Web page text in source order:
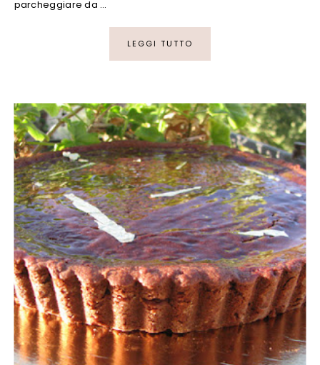
parcheggiare da …
LEGGI TUTTO